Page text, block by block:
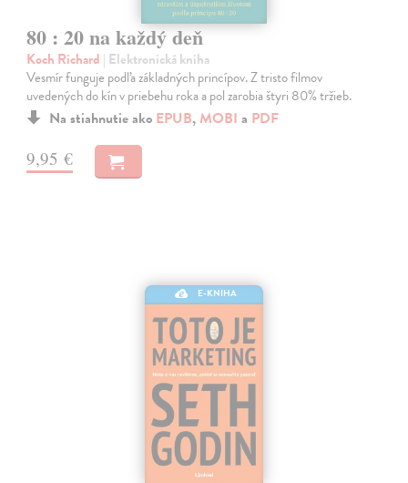
80 : 20 na každý deň
Koch Richard | Elektronická kniha
Vesmír funguje podľa základných princípov. Z tristo filmov
uvedených do kín v priebehu roka a pol zarobia štyri 80% tržieb.
Na stiahnutie ako EPUB, MOBI a PDF
9,95 €
E-KNIHA